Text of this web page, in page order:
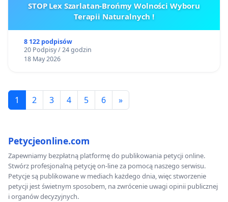
STOP Lex Szarlatan-Brońmy Wolności Wyboru
Terapii Naturalnych !
8 122 podpisów
20 Podpisy / 24 godzin
18 May 2026
1 2 3 4 5 6 »
Petycjeonline.com
Zapewniamy bezpłatną platformę do publikowania petycji online.
Stwórz profesjonalną petycję on-line za pomocą naszego serwisu.
Petycje są publikowane w mediach każdego dnia, więc stworzenie
petycji jest świetnym sposobem, na zwrócenie uwagi opinii publicznej
i organów decyzyjnych.